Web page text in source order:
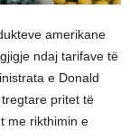
amerikane
ndaj tarifave të
e Donald
pritet të
me rikthimin e